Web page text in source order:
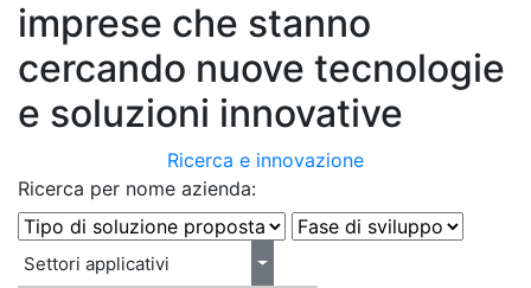
imprese che stanno
cercando nuove tecnologie
e soluzioni innovative
Ricerca e innovazione
Ricerca per nome azienda:
Settori applicativi